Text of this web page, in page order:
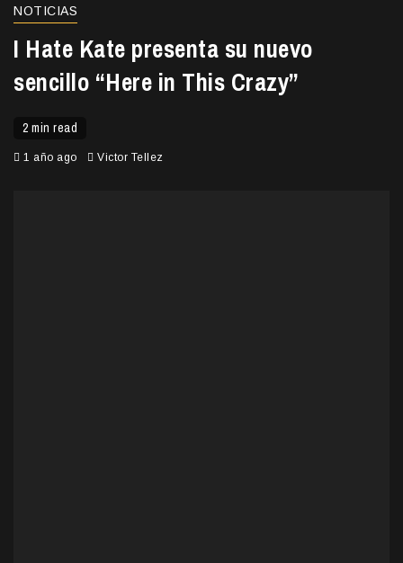
NOTICIAS
I Hate Kate presenta su nuevo
sencillo “Here in This Crazy”
2 min read
1 año ago Victor Tellez